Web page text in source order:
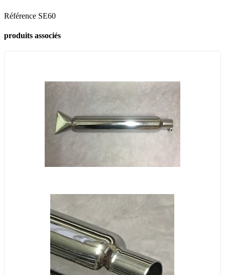
Référence SE60
produits associés